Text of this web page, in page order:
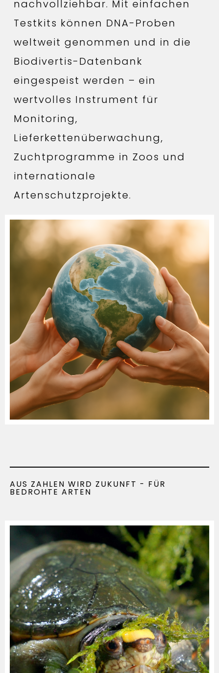
nachvollziehbar. Mit einfachen
Testkits können DNA-Proben
weltweit genommen und in die
Biodivertis-Datenbank
eingespeist werden – ein
wertvolles Instrument für
Monitoring,
Lieferkettenüberwachung,
Zuchtprogramme in Zoos und
internationale
Artenschutzprojekte.
AUS ZAHLEN WIRD ZUKUNFT - FÜR
BEDROHTE ARTEN